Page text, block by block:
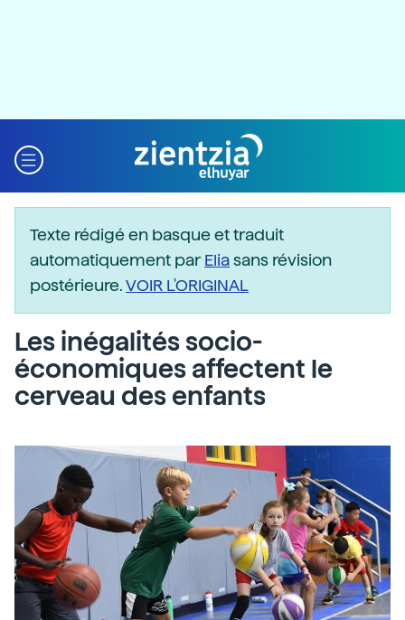
Texte rédigé en basque et traduit
automatiquement parEliasans révision
postérieure.VOIR L'ORIGINAL
Les inégalités socio-
économiques affectent le
cerveau des enfants